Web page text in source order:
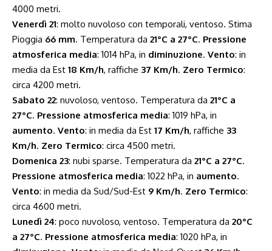
4000 metri.
Venerdì 21: molto nuvoloso con temporali, ventoso. Stima
Pioggia 66 mm. Temperatura da 21°C a 27°C. Pressione
atmosferica media: 1014 hPa, in diminuzione. Vento: in
media da Est 18 Km/h, raffiche 37 Km/h. Zero Termico:
circa 4200 metri.
Sabato 22: nuvoloso, ventoso. Temperatura da 21°C a
27°C. Pressione atmosferica media: 1019 hPa, in
aumento. Vento: in media da Est 17 Km/h, raffiche 33
Km/h. Zero Termico: circa 4500 metri.
Domenica 23: nubi sparse. Temperatura da 21°C a 27°C.
Pressione atmosferica media: 1022 hPa, in aumento.
Vento: in media da Sud/Sud-Est 9 Km/h. Zero Termico:
circa 4600 metri.
Lunedì 24: poco nuvoloso, ventoso. Temperatura da 20°C
a 27°C. Pressione atmosferica media: 1020 hPa, in